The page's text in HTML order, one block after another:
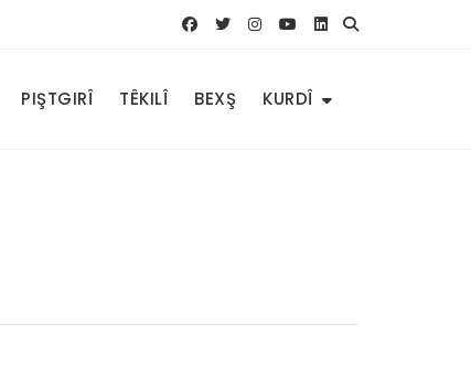
PIŞTGIRÎ TÊKILÎ BEXŞ KURDÎ